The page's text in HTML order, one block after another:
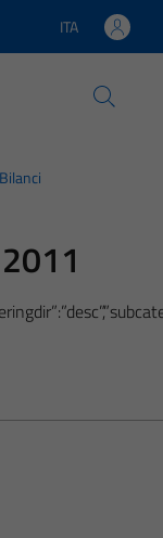
Lingua attiva:
ITA
Bilanci
2011